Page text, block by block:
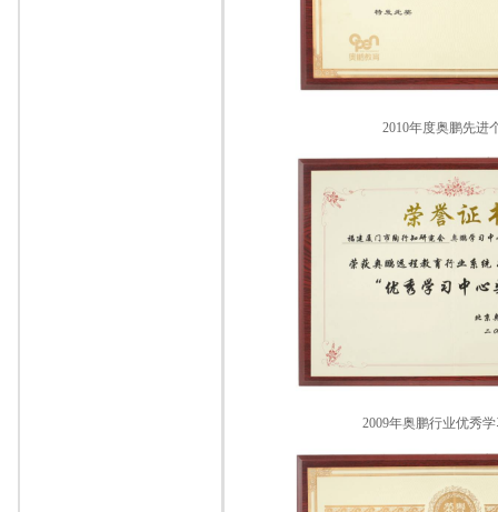
2010年度奥鹏先进
2009年奥鹏行业优秀